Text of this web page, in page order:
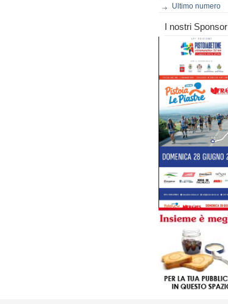
Ultimo numero
I nostri Sponsor